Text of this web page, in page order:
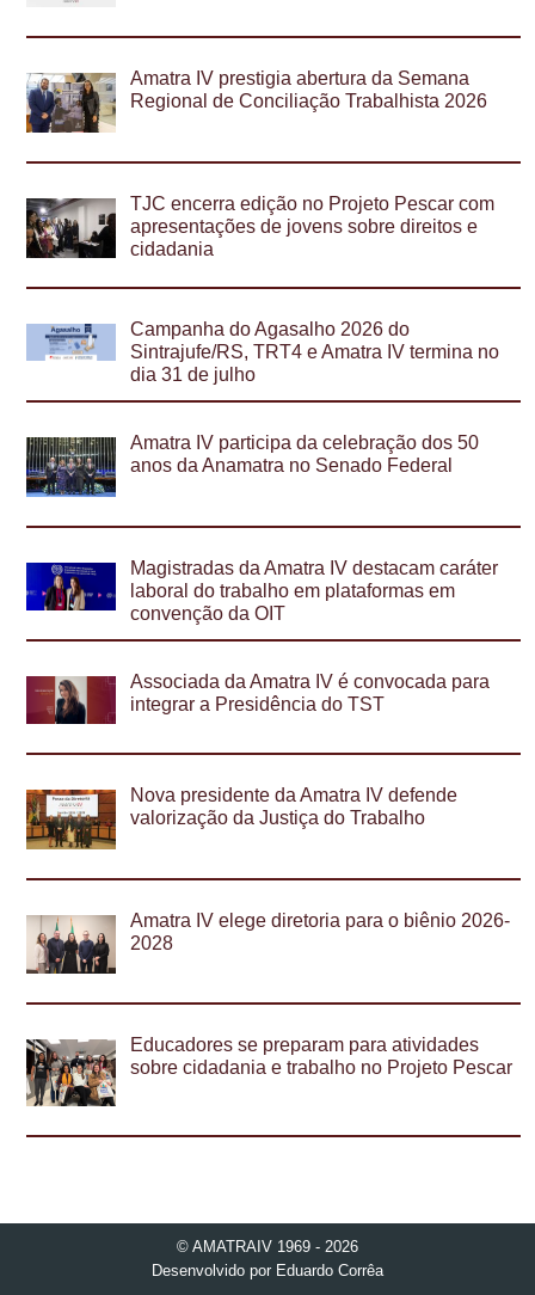
Amatra IV prestigia abertura da Semana
Regional de Conciliação Trabalhista 2026
TJC encerra edição no Projeto Pescar com
apresentações de jovens sobre direitos e
cidadania
Campanha do Agasalho 2026 do
Sintrajufe/RS, TRT4 e Amatra IV termina no
dia 31 de julho
Amatra IV participa da celebração dos 50
anos da Anamatra no Senado Federal
Magistradas da Amatra IV destacam caráter
laboral do trabalho em plataformas em
convenção da OIT
Associada da Amatra IV é convocada para
integrar a Presidência do TST
Nova presidente da Amatra IV defende
valorização da Justiça do Trabalho
Amatra IV elege diretoria para o biênio 2026-
2028
Educadores se preparam para atividades
sobre cidadania e trabalho no Projeto Pescar
© AMATRAIV 1969 - 2026
Desenvolvido por Eduardo Corrêa